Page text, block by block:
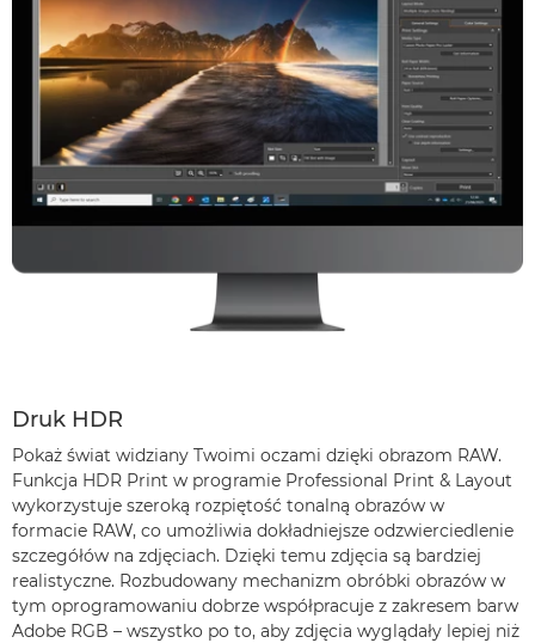
Druk HDR
Pokaż świat widziany Twoimi oczami dzięki obrazom RAW.
Funkcja HDR Print w programie Professional Print & Layout
wykorzystuje szeroką rozpiętość tonalną obrazów w
formacie RAW, co umożliwia dokładniejsze odzwierciedlenie
szczegółów na zdjęciach. Dzięki temu zdjęcia są bardziej
realistyczne. Rozbudowany mechanizm obróbki obrazów w
tym oprogramowaniu dobrze współpracuje z zakresem barw
Adobe RGB – wszystko po to, aby zdjęcia wyglądały lepiej niż